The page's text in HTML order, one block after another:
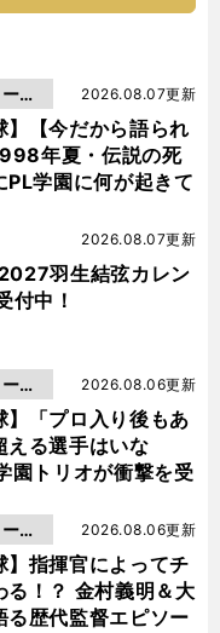
】【今だから語られ
年夏・伝説の死
PL学園に何が起きて
2026.08.07更新
バ
羽生結弦カレン
付中！
2026.08.07更新
】「プロ入り後もあ
える選手はいな
園トリオが衝撃を受
2026.08.06更新
バ
】指揮官によってチ
る！？ 金村義明＆大
る歴代監督エピソー
2026.08.06更新
バ